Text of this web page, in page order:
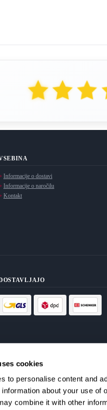
cookies
to personalise content and
about your use of
combine it with other
Informacije o dostavi
Informacije o naročilu
Kontakt